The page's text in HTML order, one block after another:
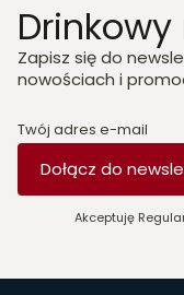
Zapisz się do
nowościach i
Twój adres e-mail
Dołącz do
Akceptuję